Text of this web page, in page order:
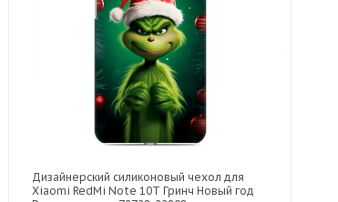
Дизайнерский силиконовый чехол для
Xiaomi RedMi Note 10T Гринч Новый год